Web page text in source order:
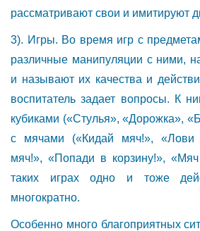
рассматривают свои и имитируют
3). Игры. Во время игр с
различные манипуляции с ними,
и называют их качества и
воспитатель задает вопросы. К
кубиками («Стулья», «Дорожка»,
с мячами («Кидай мяч!», «Лови
мяч!», «Попади в корзину!»,
таких играх одно и тоже
многократно.
Особенно много благоприятных